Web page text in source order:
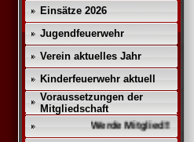
Einsätze 2026
Jugendfeuerwehr
Verein aktuelles Jahr
Kinderfeuerwehr aktuell
Voraussetzungen der
Mitgliedschaft
Werde Mitglied!!